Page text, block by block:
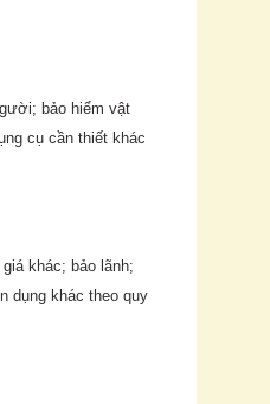
bảo hiểm vật
cụ cần thiết khác
khác; bảo lãnh;
dụng khác theo quy